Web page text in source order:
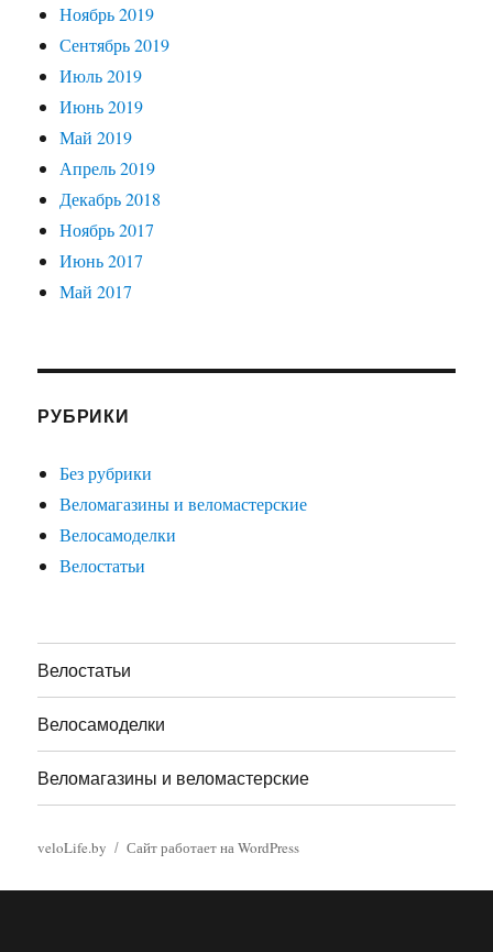
Ноябрь 2019
Сентябрь 2019
Июль 2019
Июнь 2019
Май 2019
Апрель 2019
Декабрь 2018
Ноябрь 2017
Июнь 2017
Май 2017
РУБРИКИ
Без рубрики
Веломагазины и веломастерские
Велосамоделки
Велостатьи
Велостатьи
Велосамоделки
Веломагазины и веломастерские
veloLife.by Сайт работает на WordPress